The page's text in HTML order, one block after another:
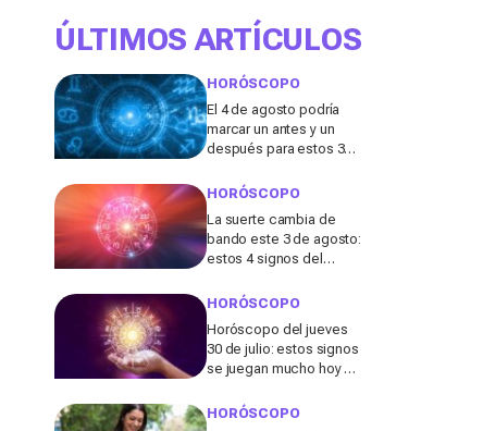
ÚLTIMOS ARTÍCULOS
HORÓSCOPO
El 4 de agosto podría
marcar un antes y un
después para estos 3
¿está el tuyo entre
HORÓSCOPO
La suerte cambia de
bando este 3 de agosto:
estos 4 signos del
grandes afortunados,
HORÓSCOPO
Horóscopo del jueves
30 de julio: estos signos
se juegan mucho hoy en
dinero sin darse cuenta
HORÓSCOPO